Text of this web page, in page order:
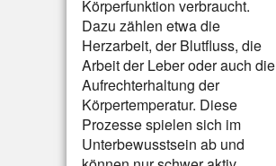
Körperfunktion verbraucht.
Dazu zählen etwa die
Herzarbeit, der Blutfluss, die
Arbeit der Leber oder auch die
Aufrechterhaltung der
Körpertemperatur. Diese
Prozesse spielen sich im
Unterbewusstsein ab und